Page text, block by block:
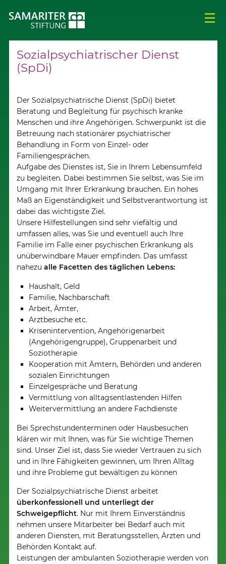
Sozialpsychiatrischer Dienst
(SpDi)
Der Sozialpsychiatrische Dienst (SpDi) bietet
Beratung und Begleitung für psychisch kranke
Menschen und ihre Angehörigen. Schwerpunkt ist die
Betreuung nach stationärer psychiatrischer
Behandlung in Form von Einzel- oder
Familiengesprächen.
Aufgabe des Dienstes ist, Sie in Ihrem Lebensumfeld
zu begleiten. Dabei bestimmen Sie selbst, was Sie im
Umgang mit Ihrer Erkrankung brauchen. Ein hohes
Maß an Eigenständigkeit und Selbstverantwortung ist
dabei das wichtigste Ziel.
Unsere Hilfestellungen sind sehr viefältig und
umfassen alles, was Sie und eventuell auch Ihre
Familie im Falle einer psychischen Erkrankung als
unüberwindbare Mauer empfinden. Das umfasst
nahezualle Facetten des täglichen Lebens:
Haushalt, Geld
Familie, Nachbarschaft
Arbeit, Ämter,
Arztbesuche etc.
Krisenintervention, Angehörigenarbeit
(Angehörigengruppe), Gruppenarbeit und
Soziotherapie
Kooperation mit Ämtern, Behörden und anderen
sozialen Einrichtungen
Einzelgespräche und Beratung
Vermittlung von alltagsentlastenden Hilfen
Weitervermittlung an andere Fachdienste
Bei Sprechstundenterminen oder Hausbesuchen
klären wir mit Ihnen, was für Sie wichtige Themen
sind. Unser Ziel ist, dass Sie wieder Vertrauen zu sich
und in Ihre Fähigkeiten gewinnen, um Ihren Alltag
und ihre Probleme gut bewältigen zu können
Der Sozialpsychiatrische Dienst arbeitet
überkonfessionell und unterliegt der
Schweigepflicht. Nur mit Ihrem Einverständnis
nehmen unsere Mitarbeiter bei Bedarf auch mit
anderen Diensten, mit Beratungsstellen, Ärzten und
Behörden Kontakt auf.
Leistungen der ambulanten Soziotherapie werden von